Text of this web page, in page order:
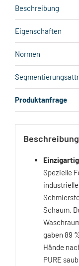
Beschreibung
Eigenschaften
Normen
Produktanfrage
Beschreibung
Spezielle
Schaum.
gaben 89
Hände
PURE